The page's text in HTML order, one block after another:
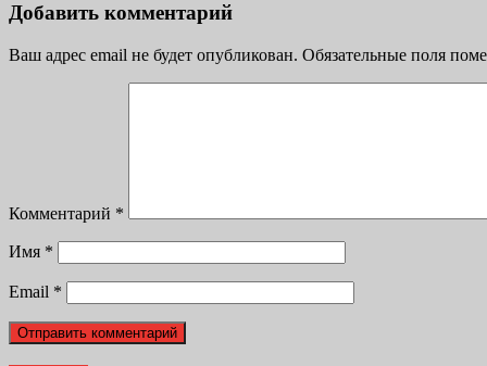
Добавить комментарий
Ваш адрес email не будет опубликован. Обязательные поля
Комментарий *
Имя *
Email *